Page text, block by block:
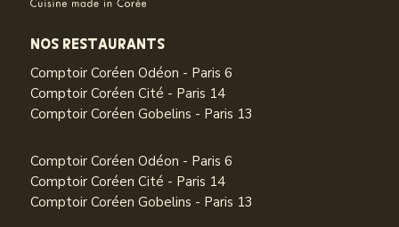
NOS RESTAURANTS
Comptoir Coréen Odéon - Paris 6
Comptoir Coréen Cité - Paris 14
Comptoir Coréen Gobelins - Paris 13
Comptoir Coréen Odéon - Paris 6
Comptoir Coréen Cité - Paris 14
Comptoir Coréen Gobelins - Paris 13